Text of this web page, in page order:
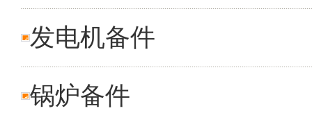
发电机备件
锅炉备件